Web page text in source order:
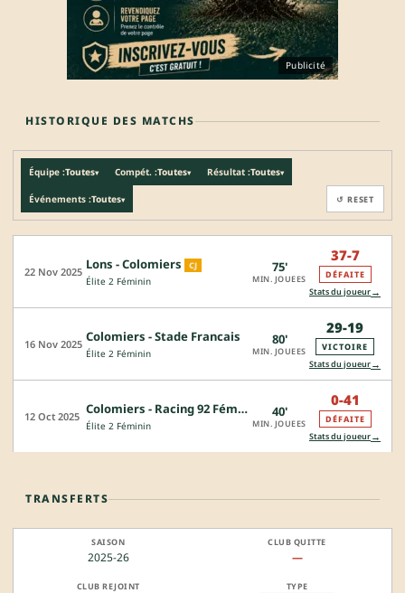
Publicité
HISTORIQUE DES MATCHS
Équipe :Toutes▾ Compét. :Toutes▾ Résultat :Toutes▾
Événements :Toutes▾ ↺ RESET
22 Nov 2025 Lons - Colomiers CJ
Élite 2 Féminin
75'
MIN. JOUEES
37-7
DÉFAITE
Stats du joueur→
16 Nov 2025 Colomiers - Stade Francais
Élite 2 Féminin
80'
MIN. JOUEES
29-19
VICTOIRE
Stats du joueur→
12 Oct 2025 Colomiers - Racing 92 Féminin
Élite 2 Féminin
40'
MIN. JOUEES
0-41
DÉFAITE
Stats du joueur→
TRANSFERTS
2025-26 —